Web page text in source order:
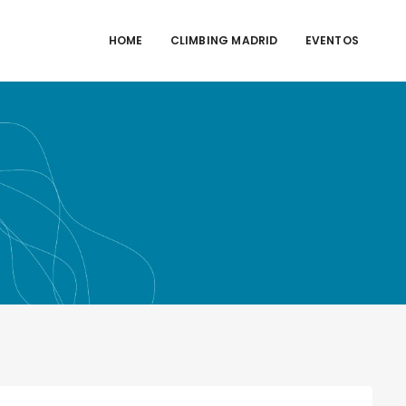
HOME CLIMBING MADRID EVENTOS